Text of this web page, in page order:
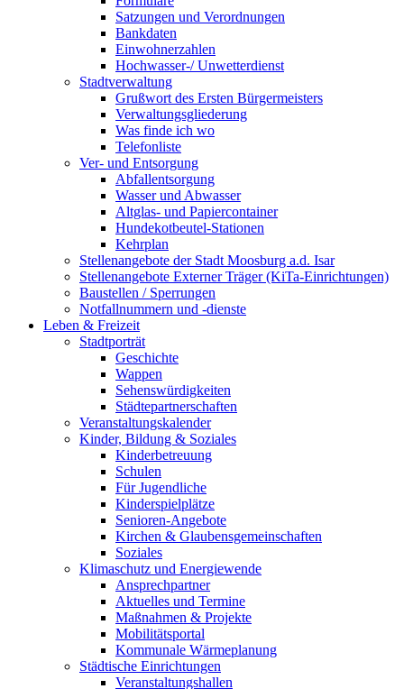
Satzungen und Verordnungen
Bankdaten
Einwohnerzahlen
Hochwasser-/ Unwetterdienst
Stadtverwaltung
Grußwort des Ersten Bürgermeisters
Verwaltungsgliederung
Was finde ich wo
Telefonliste
Ver- und Entsorgung
Abfallentsorgung
Wasser und Abwasser
Altglas- und Papiercontainer
Hundekotbeutel-Stationen
Kehrplan
Stellenangebote der Stadt Moosburg a.d. Isar
Stellenangebote Externer Träger (KiTa-Einrichtungen)
Baustellen / Sperrungen
Notfallnummern und -dienste
Leben & Freizeit
Stadtporträt
Geschichte
Wappen
Sehenswürdigkeiten
Städtepartnerschaften
Veranstaltungskalender
Kinder, Bildung & Soziales
Kinderbetreuung
Schulen
Für Jugendliche
Kinderspielplätze
Senioren-Angebote
Kirchen & Glaubensgemeinschaften
Soziales
Klimaschutz und Energiewende
Ansprechpartner
Aktuelles und Termine
Maßnahmen & Projekte
Mobilitätsportal
Kommunale Wärmeplanung
Städtische Einrichtungen
Veranstaltungshallen